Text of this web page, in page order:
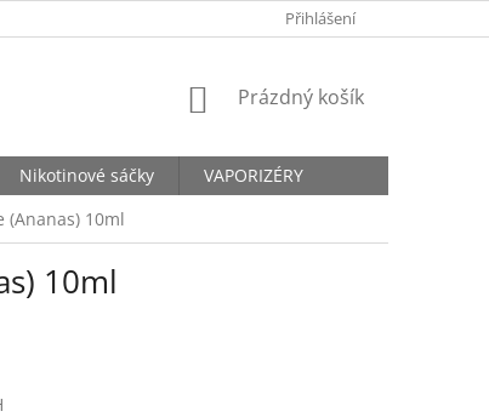
Přihlášení
NÁKUPNÍ
Prázdný košík
Nikotinové sáčky
VAPORIZÉRY
(Ananas) 10ml
10ml